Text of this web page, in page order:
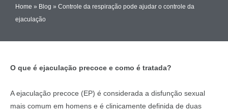
Home » Blog » Controle da respiração pode ajudar o controle da
ejaculação
O que é ejaculação precoce e como é tratada?
A ejaculação precoce (EP) é considerada a disfunção sexual
mais comum em homens e é clinicamente definida de duas